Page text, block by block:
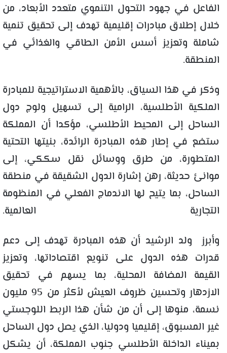
الفاعل في جهود التحول التنموي متعدد الأبعاد، من
خلال إطلاق مبادرات إقليمية تهدف إلى تحقيق تنمية
شاملة وتعزيز أسس الأمن الطاقي والغذائي في
المنطقة.
وذكر في هذا السياق، بالأهمية الاستراتيجية للمبادرة
الملكية الأطلسية، الرامية إلى تسهيل ولوج دول
الساحل إلى المحيط الأطلسي، مؤكدا أن المملكة
ستضع في إطار هذه المبادرة الرائدة، بنيتها التحتية
المتطورة، من طرق ووسائل نقل سككي، إلى
موانئ حديثة، رهن إشارة الدول الشقيقة في منطقة
الساحل، بما يتيح لها الاندماج الفعلي في المنظومة
التجارية العالمية.
وأبرز ولد الرشيد أن هذه المبادرة تهدف إلى دعم
قدرات هذه الدول على تنويع اقتصاداتها، وتعزيز
القيمة المضافة المحلية، بما يسهم في تحقيق
الازدهار وتحسين ظروف العيش لأكثر من 95 مليون
نسمة، منوها إلى أن من شأن هذا الربط اللوجستي
غير المسبوق، إقليميا ودوليا، الذي يصل دول الساحل
بميناء الداخلة الأطلسي جنوب المملكة، أن يشكل